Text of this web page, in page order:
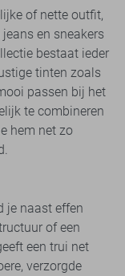
of nette outfit,
en sneakers
bestaat ieder
tinten zoals
passen bij het
te combineren
hem net zo
je naast effen
of een
een trui net
verzorgde